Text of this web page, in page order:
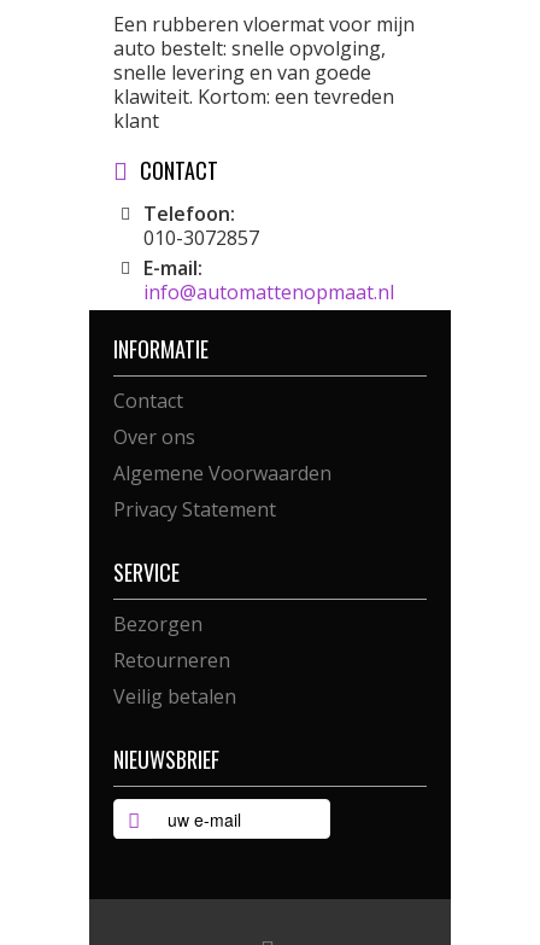
Een rubberen vloermat voor mijn
auto bestelt: snelle opvolging,
snelle levering en van goede
klawiteit. Kortom: een tevreden
klant
CONTACT
Telefoon:
010-3072857
E-mail:
info@automattenopmaat.nl
INFORMATIE
Contact
Over ons
Algemene Voorwaarden
Privacy Statement
SERVICE
Bezorgen
Retourneren
Veilig betalen
NIEUWSBRIEF